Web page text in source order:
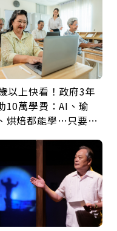
以上快看！政府3年
10萬學費：AI、瑜
烘焙都能學…只要願